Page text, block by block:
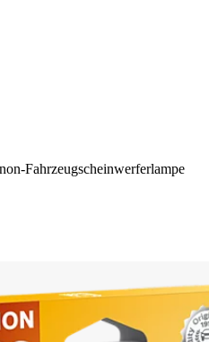
Fahrzeugscheinwerferlampe